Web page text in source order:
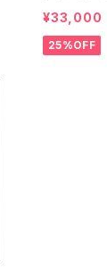
１センチ
¥33,000
25%OFF